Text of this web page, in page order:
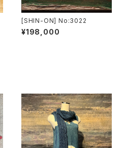
[SHIN-ON] No:3022
¥198,000